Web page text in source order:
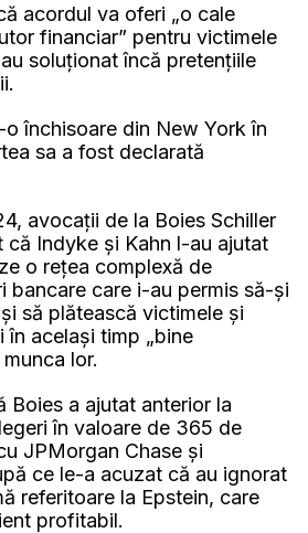
acordul va oferi „o cale
financiar” pentru victimele
soluţionat încă pretenţiile
o închisoare din New York în
sa a fost declarată
avocaţii de la Boies Schiller
că Indyke şi Kahn l-au ajutat
o reţea complexă de
bancare care i-au permis să-şi
să plătească victimele şi
în acelaşi timp „bine
lor.
Boies a ajutat anterior la
în valoare de 365 de
JPMorgan Chase şi
ce le-a acuzat că au ignorat
referitoare la Epstein, care
profitabil.